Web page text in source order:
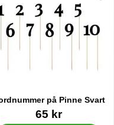
på Pinne Svart
28717
65 kr